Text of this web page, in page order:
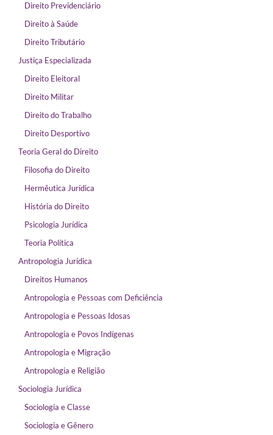
Direito Previdenciário
Direito à Saúde
Direito Tributário
Justiça Especializada
Direito Eleitoral
Direito Militar
Direito do Trabalho
Direito Desportivo
Teoria Geral do Direito
Filosofia do Direito
Hermêutica Jurídica
História do Direito
Psicologia Jurídica
Teoria Política
Antropologia Jurídica
Direitos Humanos
Antropologia e Pessoas com Deficiência
Antropologia e Pessoas Idosas
Antropologia e Povos Indígenas
Antropologia e Migração
Antropologia e Religião
Sociologia Jurídica
Sociologia e Classe
Sociologia e Gênero